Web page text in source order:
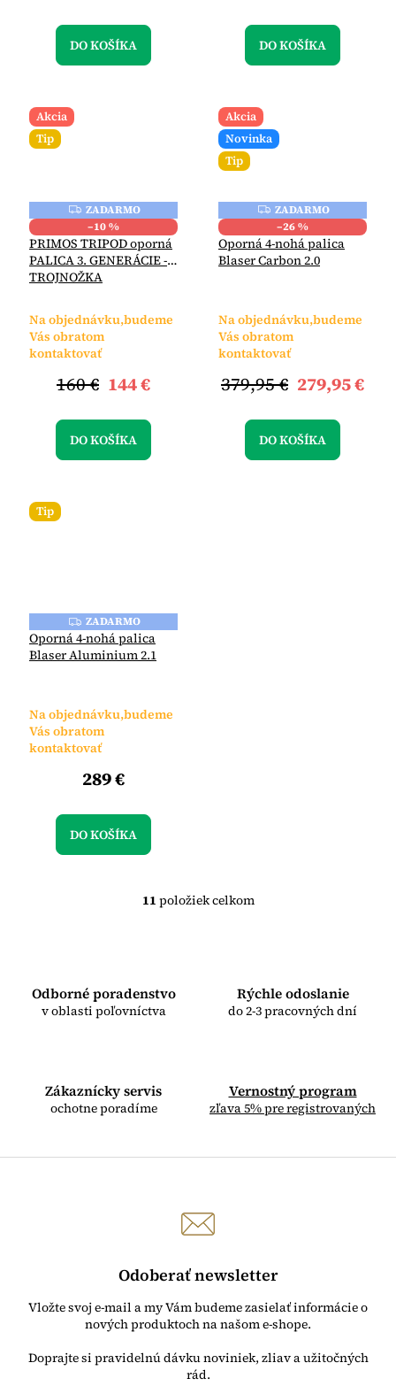
DO KOŠÍKA DO KOŠÍKA
Akcia
Tip
Z
A
D
A
R
M
O
ZADARMO
–10 %
PRIMOS TRIPOD oporná
PALICA 3. GENERÁCIE -
TROJNOŽKA
Na objednávku,budeme
Vás obratom
kontaktovať
144 €
160 €
DO KOŠÍKA
Akcia
Novinka
Tip
Z
A
D
A
R
ZADARMO
–26 %
Oporná 4-nohá palica
Blaser Carbon 2.0
Na objednávku,budeme
Vás obratom
kontaktovať
279,95 €
379,95 €
DO KOŠÍKA
Tip
Z
A
D
A
ZADARMO
Oporná 4-nohá palica
Blaser Aluminium 2.1
Na objednávku,budeme
Vás obratom
kontaktovať
289 €
DO KOŠÍKA
O
ý
s
u
11 položiek celkom
Odborné poradenstvo
v oblasti poľovníctva
Rýchle odoslanie
do 2-3 pracovných dní
Zákaznícky servis
ochotne poradíme
Vernostný program
zľava 5% pre registrovaných
Odoberať newsletter
Vložte svoj e-mail a my Vám budeme zasielať informácie o
nových produktoch na našom e-shope.